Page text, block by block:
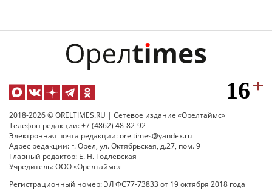
2018-2026 © ORELTIMES.RU | Сетевое издание «Орелтаймс»
Телефон редакции: +7 (4862) 48-82-92
Электронная почта редакции: oreltimes@yandex.ru
Адрес редакции: г. Орел, ул. Октябрьская, д.27, пом. 9
Главный редактор: Е. Н. Годлевская
Учредитель: ООО «Орелтаймс»
Регистрационный номер: ЭЛ ФС77-73833 от 19 октября 2018 года